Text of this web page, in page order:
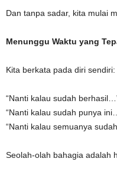
Dan tanpa sadar, kita mulai
Menunggu Waktu yang
Kita berkata pada diri sendiri:
“Nanti kalau sudah
“Nanti kalau sudah punya
“Nanti kalau semuanya
Seolah-olah bahagia adalah